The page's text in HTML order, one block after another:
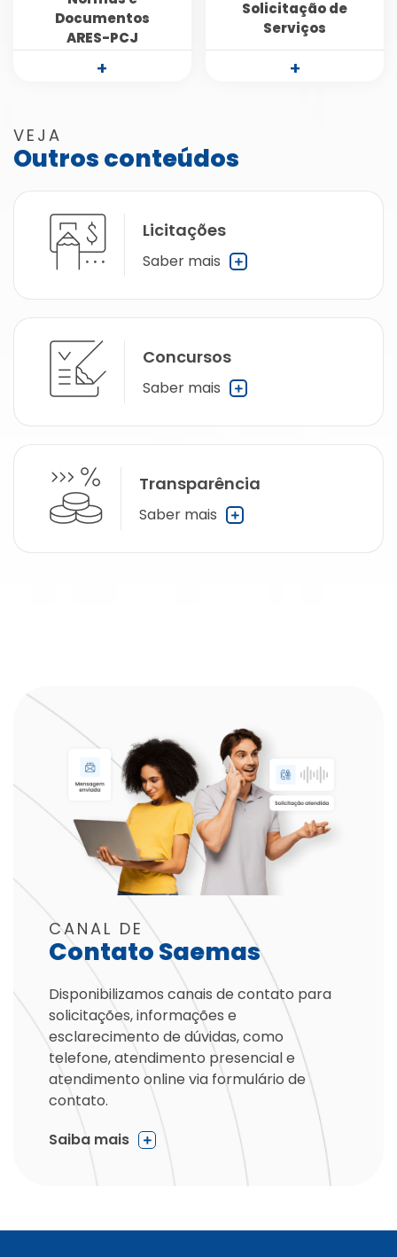
Documentos
ARES-PCJ
+
Solicitação de
Serviços
+
VEJA
Outros conteúdos
Licitações
Saber mais
Concursos
Saber mais
Transparência
Saber mais
CANAL DE
Contato Saemas
Disponibilizamos canais de contato para
solicitações, informações e
esclarecimento de dúvidas, como
telefone, atendimento presencial e
atendimento online via formulário de
contato.
Saiba mais